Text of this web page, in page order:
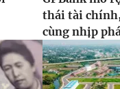
thái tài
cùng nhịp